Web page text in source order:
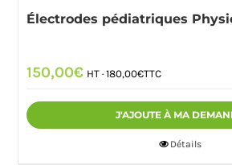
Électrodes pédiatriques
150,00€ HT ·180,00€TTC
J'AJOUTE À MA
Détails